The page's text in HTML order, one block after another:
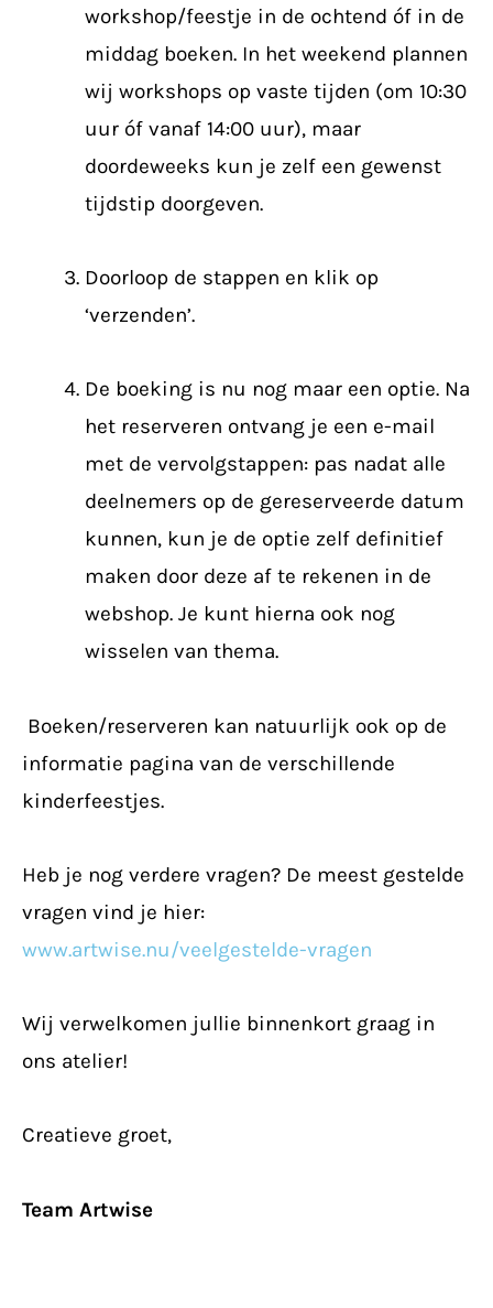
workshop/feestje in de ochtend óf in de
middag boeken. In het weekend plannen
wij workshops op vaste tijden (om 10:30
uur óf vanaf 14:00 uur), maar
doordeweeks kun je zelf een gewenst
tijdstip doorgeven.
Doorloop de stappen en klik op
‘verzenden’.
De boeking is nu nog maar een optie. Na
het reserveren ontvang je een e-mail
met de vervolgstappen: pas nadat alle
deelnemers op de gereserveerde datum
kunnen, kun je de optie zelf definitief
maken door deze af te rekenen in de
webshop. Je kunt hierna ook nog
wisselen van thema.
Boeken/reserveren kan natuurlijk ook op de
informatie pagina van de verschillende
kinderfeestjes.
Heb je nog verdere vragen? De meest gestelde
vragen vind je hier:
www.artwise.nu/veelgestelde-vragen
Wij verwelkomen jullie binnenkort graag in
ons atelier!
Creatieve groet,
Team Artwise